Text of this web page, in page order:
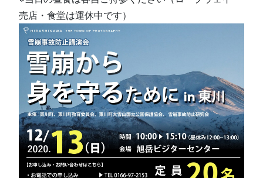
売店・食堂は運休中です）